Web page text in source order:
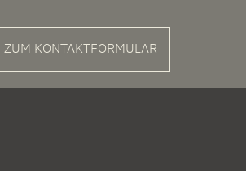
ZUM KONTAKTFORMULAR